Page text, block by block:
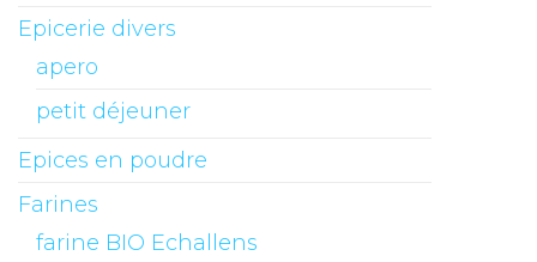
Epicerie divers
apero
petit déjeuner
Epices en poudre
Farines
farine BIO Echallens